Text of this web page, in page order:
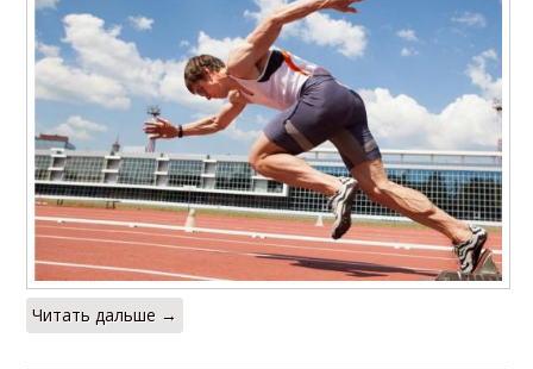
Читать дальше →